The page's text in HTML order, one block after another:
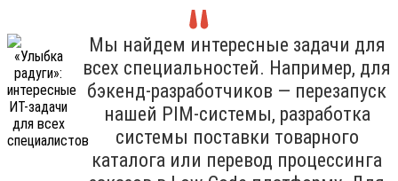
Мы найдем интересные задачи для
всех специальностей. Например, для
бэкенд-разработчиков — перезапуск
нашей PIM-системы, разработка
системы поставки товарного
каталога или перевод процессинга